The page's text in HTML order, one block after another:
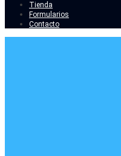
Tienda
Formularios
Contacto